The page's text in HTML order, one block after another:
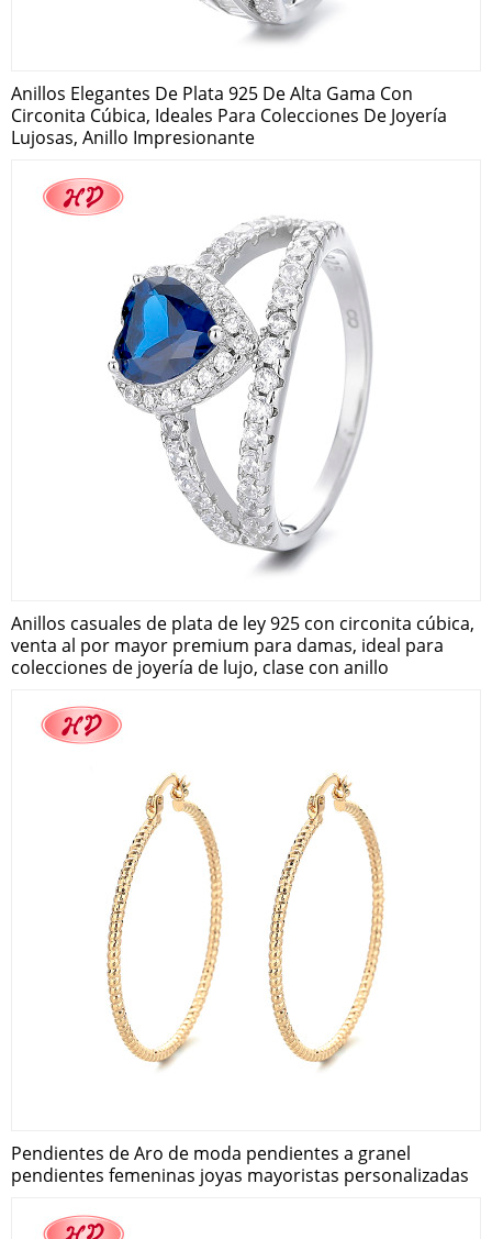
Anillos Elegantes De Plata 925 De Alta Gama Con
Circonita Cúbica, Ideales Para Colecciones De Joyería
Lujosas, Anillo Impresionante
Anillos casuales de plata de ley 925 con circonita cúbica,
venta al por mayor premium para damas, ideal para
colecciones de joyería de lujo, clase con anillo
Pendientes de Aro de moda pendientes a granel
pendientes femeninas joyas mayoristas personalizadas